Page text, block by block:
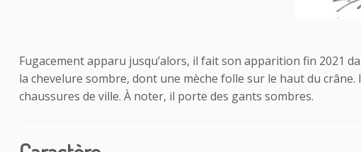
Fugacement apparu jusqu’alors, il fait son apparition fin 2021
la chevelure sombre, dont une mèche folle sur le haut du
chaussures de ville. À noter, il porte des gants sombres.